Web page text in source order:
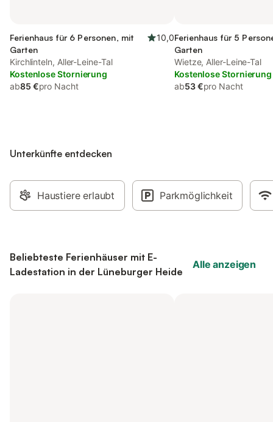
Ferienhaus für 6 Personen, mit
Garten
10,0
Kirchlinteln, Aller-Leine-Tal
Kostenlose Stornierung
ab85 €pro Nacht
Ferienhaus für 5
Garten
Wietze, Aller-Leine-Tal
Kostenlose Stornierung
ab53 €pro Nacht
Unterkünfte entdecken
Haustiere erlaubt Parkmöglichkeit
Beliebteste Ferienhäuser mit E-
Ladestation in der Lüneburger Heide
Alle anzeigen